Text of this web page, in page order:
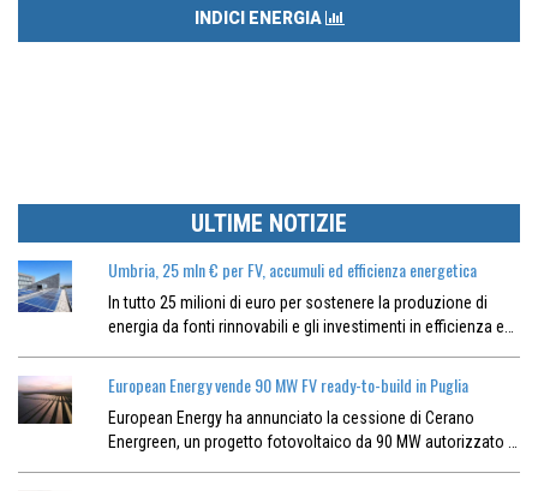
INDICI ENERGIA
ULTIME NOTIZIE
Umbria, 25 mln € per FV, accumuli ed efficienza energetica
In tutto 25 milioni di euro per sostenere la produzione di
energia da fonti rinnovabili e gli investimenti in efficienza e…
European Energy vende 90 MW FV ready-to-build in Puglia
European Energy ha annunciato la cessione di Cerano
Energreen, un progetto fotovoltaico da 90 MW autorizzato …